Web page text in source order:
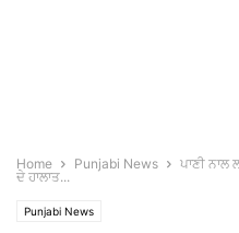
Home Punjabi News
ਪਾਣੀ ਨਾਲ
ਦੇ ਹਾਲਾਤ...
Punjabi News